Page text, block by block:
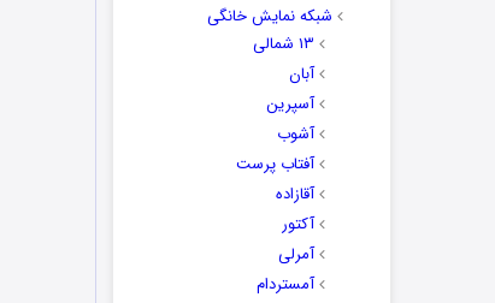
شبکه نمایش خانگی
۱۳ شمالی
آبان
آسپرین
آشوب
آفتاب پرست
آقازاده
آکتور
آمرلی
آمستردام